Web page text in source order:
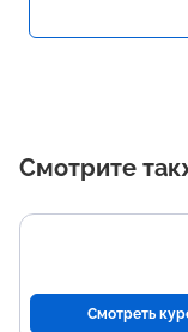
Смотрите
Смотреть